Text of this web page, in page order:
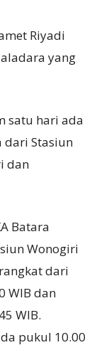
Riyadi
yang
satu hari ada
dari Stasiun
dan
Batara
Wonogiri
dari
WIB dan
WIB.
pukul 10.00